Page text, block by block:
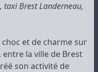
, taxi Brest Landerneau,
et de charme sur
la ville de Brest
son activité de